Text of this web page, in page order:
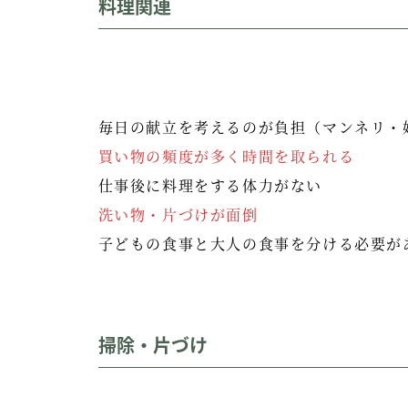
料理関連
毎日の献立を考えるのが負担（マンネリ・
買い物の頻度が多く時間を取られる
仕事後に料理をする体力がない
洗い物・片づけが面倒
子どもの食事と大人の食事を分ける必要が
掃除・片づけ